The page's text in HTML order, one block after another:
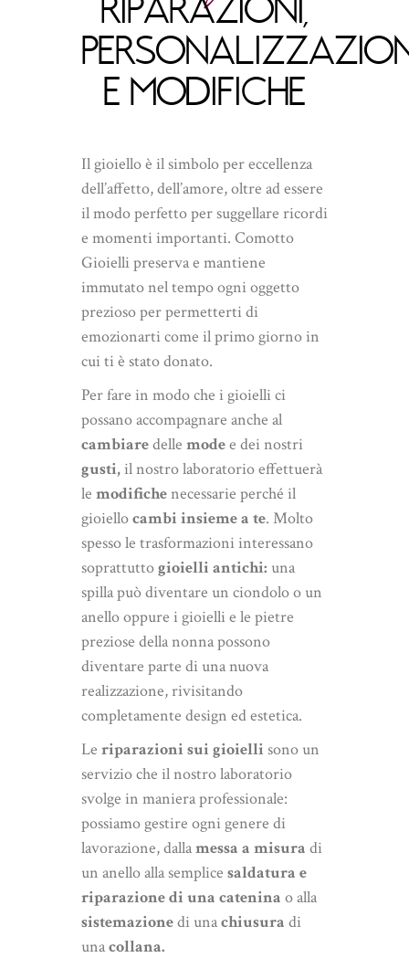
RIPARAZIONI,
E MODIFICHE
Il gioiello è il simbolo per eccellenza
dell’affetto, dell’amore, oltre ad essere
il modo perfetto per suggellare ricordi
e momenti importanti. Comotto
Gioielli preserva e mantiene
immutato nel tempo ogni oggetto
prezioso per permetterti di
emozionarti come il primo giorno in
cui ti è stato donato.
Per fare in modo che i gioielli ci
possano accompagnare anche al
cambiaredelle modee dei nostri
gusti,il nostro laboratorio effettuerà
le modifichenecessarie perché il
gioiellocambi insieme a te. Molto
spesso le trasformazioni interessano
soprattuttogioielli antichi: una
spilla può diventare un ciondolo o un
anello oppure i gioielli e le pietre
preziose della nonna possono
diventare parte di una nuova
realizzazione, rivisitando
completamente design ed estetica.
Le riparazioni sui gioielli sono un
servizio che il nostro laboratorio
svolge in maniera professionale:
possiamo gestire ogni genere di
lavorazione, dallamessa a misura di
un anello alla semplice saldatura e
riparazione di una catenina o alla
sistemazionedi unachiusura di
unacollana.